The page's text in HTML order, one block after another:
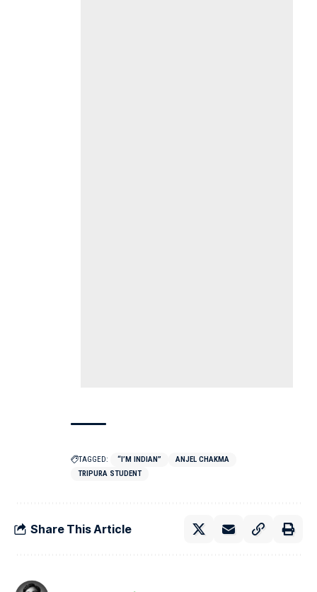
TAGGED: “I’M INDIAN”
ANJEL CHAKMA
TRIPURA STUDENT
Share This Article